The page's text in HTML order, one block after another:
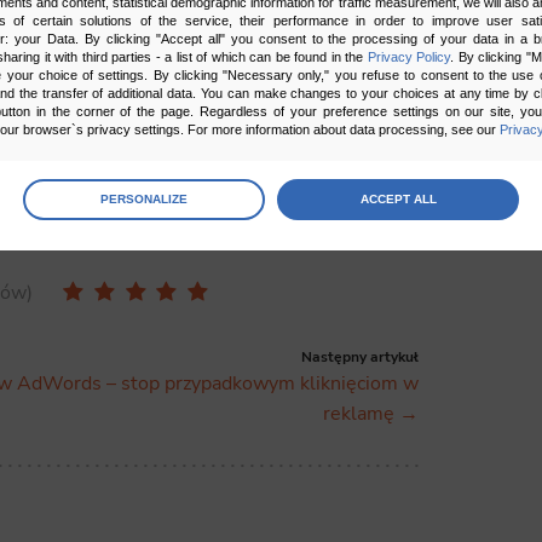
of certain solutions of the service, their performance in order to improve user
your Data. By clicking "Accept all" you consent to the processing of your data in a
it with third parties - a list of which can be found in the Privacy Policy. By clicking
your choice of settings. By clicking "Necessary only," you refuse to consent to the use
the transfer of additional data. You can make changes to your choices at any time by
in the corner of the page. Regardless of your preference settings on our site,
browser`s privacy settings. For more information about data processing, see our
preferences
PERSONALIZE ACCEPT ALL
swym bogactwem rozwiązań, proponuje
sięgnąć. Jeżeli więc planujesz zmiany na
– nie każ swoim klientom czekać. Już dzisiaj
która nie boi się wyzwań.
Następny artykuł
AdWords – stop przypadkowym kliknięciom w
reklamę →